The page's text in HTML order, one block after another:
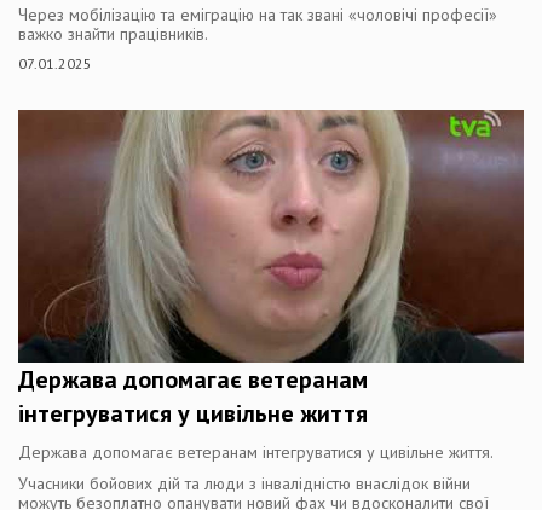
Через мобілізацію та еміграцію на так звані «чоловічі професії»
важко знайти працівників.
07.01.2025
Держава допомагає ветеранам
інтегруватися у цивільне життя
Держава допомагає ветеранам інтегруватися у цивільне життя.
Учасники бойових дій та люди з інвалідністю внаслідок війни
можуть безоплатно опанувати новий фах чи вдосконалити свої